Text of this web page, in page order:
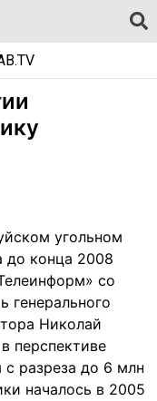
угольном
до конца 2008
со
генерального
Николай
перспективе
с разреза до 6 млн
началось в 2005